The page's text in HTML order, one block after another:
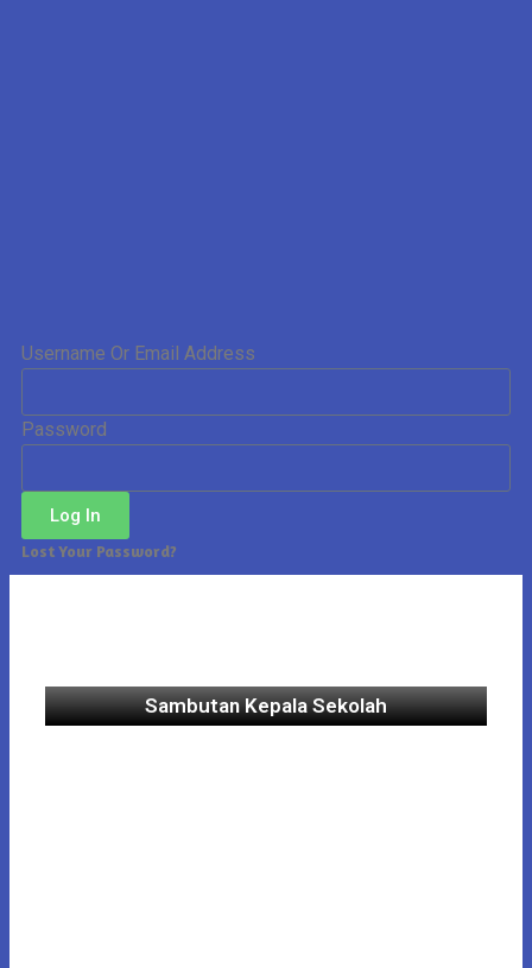
Username Or Email Address
Password
Log In
Lost Your Password?
Sambutan Kepala Sekolah